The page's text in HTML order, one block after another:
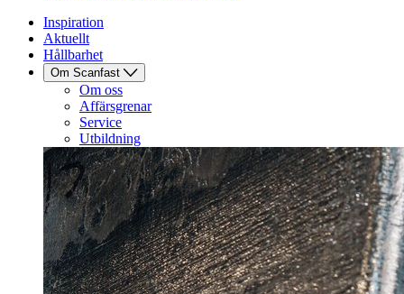
Inspiration
Aktuellt
Hållbarhet
Om Scanfast
Om oss
Affärsgrenar
Service
Utbildning